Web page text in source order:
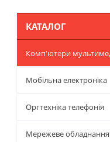
КАТАЛОГ
Комп'ютери
Мобільна електроніка
Оргтехніка телефонія
Мережеве обладнання